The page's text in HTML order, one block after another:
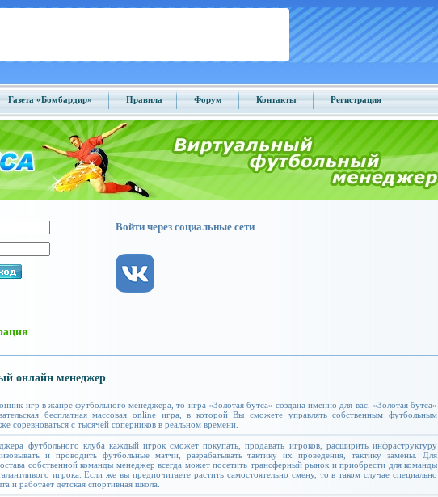
Газета «Бомбардир» Правила Форум Контакты Регистрация
Войти через социальные сети
онлайн менеджер
игр в жанре футбольного менеджера, то игра «Золотая бутса» создана именно для вас. «Золотая бутса»
бесплатная массовая online игра, в которой Вы сможете управлять собственным футбольным
соревноваться с тысячей соперников в реальном времени.
футбольного клуба каждый игрок сможет покупать, продавать игроков, расширить инфраструктуру
и проводить футбольные матчи, разрабатывать тактику их проведения, тактику замены. Для
собственной команды менеджер всегда может посетить трансферный рынок и приобрести для команды
игрока. Если же вы предпочитаете растить самостоятельно смену, то в таком случае специально
и работает детская спортивная школа.